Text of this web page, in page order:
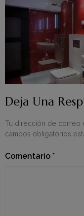
Deja Una
Tu dirección de correo
campos obligatorios
Comentario *